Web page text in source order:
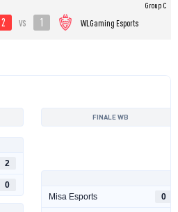
2 vs 1 WLGaming Esports
Group C
FINALE WB
2
0
Misa Esports 0